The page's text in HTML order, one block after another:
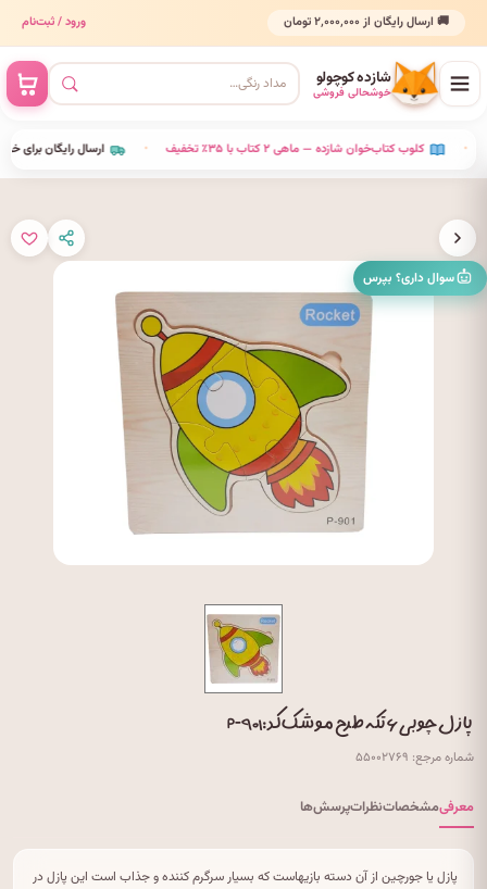
🚚 ارسال رایگان از ۲٬۰۰۰٬۰۰۰ تومان ورود / ثبت‌نام
شازده کوچولو
خوشحالی فروشی
ارسال رایگان برای • کلوب کتاب‌خوان شازده — ماهی ۲ کتاب با ۳۵٪ تخفیف •
سوال داری؟ بپرس
پازل چوبی ۶ تکه طرح موشک کد: P-۹۰۱
شماره مرجع: ۵۵۰۰۲۷۶۹
معرفیمشخصاتنظراتپرسش‌ها
پازل یا جورچین از آن دسته بازیهاست که بسیار سرگرم کننده و جذاب است این پازل در